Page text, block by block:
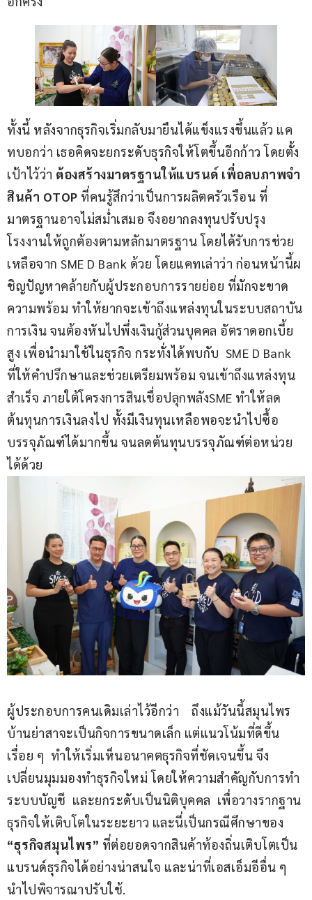
ทั้งนี้ หลังจากธุรกิจเริ่มกลับมายืนได้แข็งแรงขึ้นแล้ว แค
ทบอกว่า เธอคิดจะยกระดับธุรกิจให้โตขึ้นอีกก้าว โดยตั้ง
เป้าไว้ว่า ต้องสร้างมาตรฐานให้แบรนด์ เพื่อลบภาพจำ
สินค้า OTOP ที่คนรู้สึกว่าเป็นการผลิตครัวเรือน ที่
มาตรฐานอาจไม่สม่ำเสมอ จึงอยากลงทุนปรับปรุง
โรงงานให้ถูกต้องตามหลักมาตรฐาน โดยได้รับการช่วย
เหลือจาก SME D Bank ด้วย โดยแคทเล่าว่า ก่อนหน้านี้ผ
ชิญปัญหาคล้ายกับผู้ประกอบการรายย่อย ที่มักจะขาด
ความพร้อม ทำให้ยากจะเข้าถึงแหล่งทุนในระบบสถาบัน
การเงิน จนต้องหันไปพึ่งเงินกู้ส่วนบุคคล อัตราดอกเบี้ย
สูง เพื่อนำมาใช้ในธุรกิจ กระทั่งได้พบกับ  SME D Bank
ที่ให้คำปรึกษาและช่วยเตรียมพร้อม จนเข้าถึงแหล่งทุน
สำเร็จ ภายใต้โครงการสินเชื่อปลุกพลังSME ทำให้ลด
ต้นทุนการเงินลงไป ทั้งมีเงินทุนเหลือพอจะนำไปซื้อ
บรรจุภัณฑ์ได้มากขึ้น จนลดต้นทุนบรรจุภัณฑ์ต่อหน่วย
ได้ด้วย
ผู้ประกอบการคนเดิมเล่าไว้อีกว่า    ถึงแม้วันนี้สมุนไพร
บ้านย่าสาจะเป็นกิจการขนาดเล็ก แต่แนวโน้มที่ดีขึ้น
เรื่อย ๆ  ทำให้เริ่มเห็นอนาคตธุรกิจที่ชัดเจนขึ้น จึง
เปลี่ยนมุมมองทำธุรกิจใหม่ โดยให้ความสำคัญกับการทำ
ระบบบัญชี  และยกระดับเป็นนิติบุคคล  เพื่อวางรากฐาน
ธุรกิจให้เติบโตในระยะยาว และนี่เป็นกรณีศึกษาของ
“ธุรกิจสมุนไพร” ที่ต่อยอดจากสินค้าท้องถิ่นเติบโตเป็น
แบรนด์ธุรกิจได้อย่างน่าสนใจ และน่าที่เอสเอ็มอีอื่น ๆ
นำไปพิจารณาปรับใช้.